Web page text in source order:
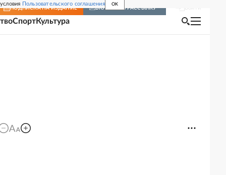
Пользовательского соглашения OK
ПОДПИСКА НА ИЗДАНИЕ ВКЛЮЧИТЬ РАССЫЛКУ
СпортКультура